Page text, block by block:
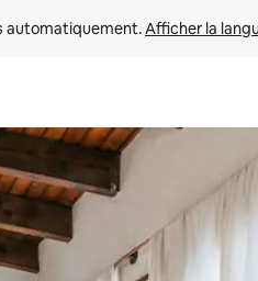
automatiquement. Afficher la